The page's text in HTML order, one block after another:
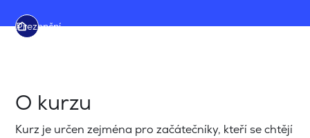
Prezenční
O kurzu
Kurz je určen zejména pro začátečníky, kteří se chtějí